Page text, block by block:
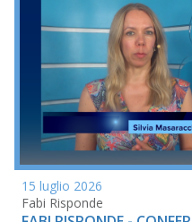
15 luglio 2026
Fabi Risponde